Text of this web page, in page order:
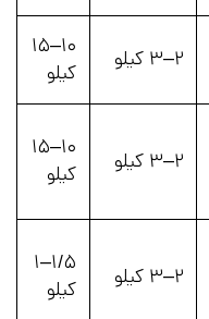
۲–۳ کیلو
۱۰–۱۵
کیلو
۲–۳ کیلو
۱۰–۱۵
کیلو
۲–۳ کیلو
۱/۵–۱
کیلو